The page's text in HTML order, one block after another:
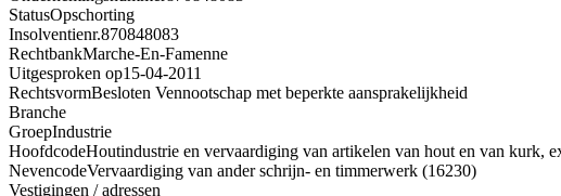
StatusOpschorting
Insolventienr.870848083
RechtbankMarche-En-Famenne
Uitgesproken op15-04-2011
RechtsvormBesloten Vennootschap met beperkte aansprakelijkheid
Branche
GroepIndustrie
HoofdcodeHoutindustrie en vervaardiging van artikelen van hout en van kurk,
NevencodeVervaardiging van ander schrijn- en timmerwerk (16230)
Vestigingen / adressen